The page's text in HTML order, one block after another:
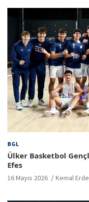
BGL
Ülker Basketbol
Efes
16 Mayıs 2026 Kemal